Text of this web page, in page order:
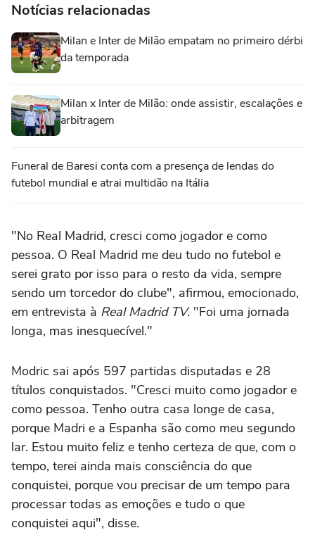
Notícias relacionadas
Milan e Inter de Milão empatam no primeiro dérbi
da temporada
Milan x Inter de Milão: onde assistir, escalações e
arbitragem
Funeral de Baresi conta com a presença de lendas do
futebol mundial e atrai multidão na Itália
"No Real Madrid, cresci como jogador e como
pessoa. O Real Madrid me deu tudo no futebol e
serei grato por isso para o resto da vida, sempre
sendo um torcedor do clube", afirmou, emocionado,
em entrevista à Real Madrid TV. "Foi uma jornada
longa, mas inesquecível."
Modric sai após 597 partidas disputadas e 28
títulos conquistados. "Cresci muito como jogador e
como pessoa. Tenho outra casa longe de casa,
porque Madri e a Espanha são como meu segundo
lar. Estou muito feliz e tenho certeza de que, com o
tempo, terei ainda mais consciência do que
conquistei, porque vou precisar de um tempo para
processar todas as emoções e tudo o que
conquistei aqui", disse.